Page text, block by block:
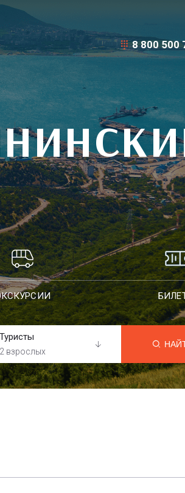
8 800 500
Туристы
2 взрослых